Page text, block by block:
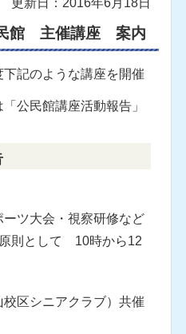
更新日：2016年6月18日
館 主催講座 案内
記のような講座を開催
公民館講座活動報告」
ツ大会・視察研修など
則として 10時から12
区シニアクラブ）共催